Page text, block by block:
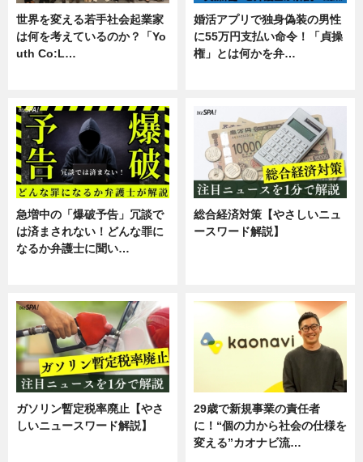
世界を変える若手社会起業家
は何を考えているのか？「Yo
uth Co:L…
婚活アプリで独身偽装の男性
に55万円支払い命令！「貞操
権」とは何かを弁…
急増中の「爆破予告」冗談で
は済まされない！どんな罪に
なるか弁護士に聞い…
総合経済対策【やさしいニュ
ースワード解説】
ガソリン暫定税率廃止【やさ
しいニュースワード解説】
29歳で新規事業の責任者
に！“個の力から社会の仕様を
変える”カオナビ流…